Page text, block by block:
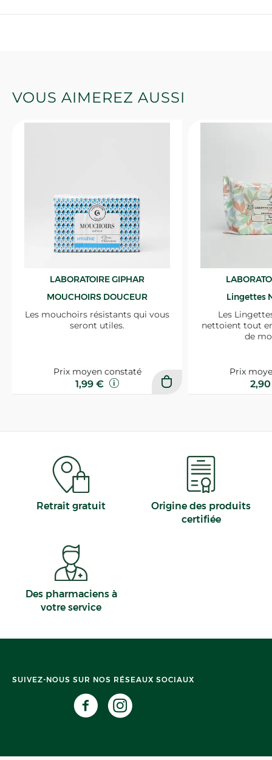
VOUS AIMEREZ AUSSI
LABORATOIRE GIPHAR
MOUCHOIRS DOUCEUR
Les mouchoirs résistants qui vous
seront utiles.
Prix moyen constaté
1,99 €
Lingettes
Les
nettoient tout
de
Prix
Retrait gratuit
Origine des produits
certifiée
Des pharmaciens à
votre service
SUIVEZ-NOUS SUR NOS RÉSEAUX SOCIAUX